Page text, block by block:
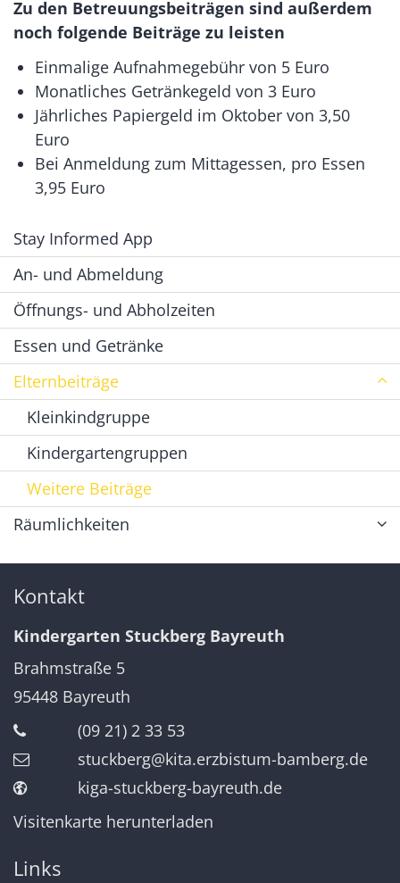
Zu den Betreuungsbeiträgen sind außerdem
noch folgende Beiträge zu leisten
Einmalige Aufnahmegebühr von 5 Euro
Monatliches Getränkegeld von 3 Euro
Jährliches Papiergeld im Oktober von 3,50
Euro
Bei Anmeldung zum Mittagessen, pro Essen
3,95 Euro
Stay Informed App
An- und Abmeldung
Öffnungs- und Abholzeiten
Essen und Getränke
Elternbeiträge
Kleinkindgruppe
Kindergartengruppen
Weitere Beiträge
Räumlichkeiten
Kontakt
Kindergarten Stuckberg Bayreuth
Brahmstraße 5
95448 Bayreuth
(09 21) 2 33 53
stuckberg@kita.erzbistum-bamberg.de
kiga-stuckberg-bayreuth.de
Visitenkarte herunterladen
Links